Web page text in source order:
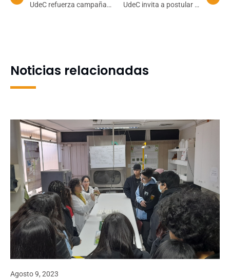
UdeC refuerza campaña
UdeC invita a postular al
Noticias relacionadas
Agosto 9, 2023